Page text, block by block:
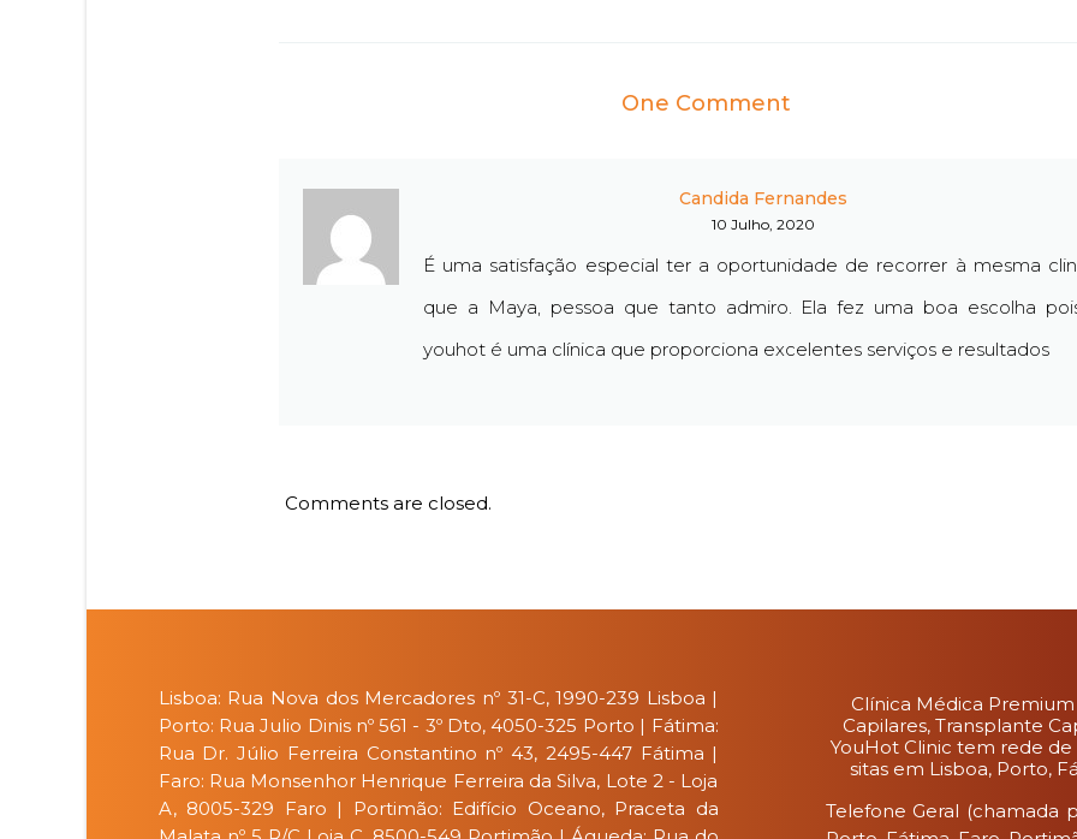
One Comment
Candida Fernandes
10 Julho, 2020
É uma satisfação especial ter a oportunidade de recorrer à mesma
que a Maya, pessoa que tanto admiro. Ela fez uma boa escolha
youhot é uma clínica que proporciona excelentes serviços e resultados
Comments are closed.
Lisboa: Rua Nova dos Mercadores nº 31-C, 1990-239 Lisboa |
Porto: Rua Julio Dinis nº 561 - 3º Dto, 4050-325 Porto | Fátima:
Rua Dr. Júlio Ferreira Constantino nº 43, 2495-447 Fátima |
Faro: Rua Monsenhor Henrique Ferreira da Silva, Lote 2 - Loja
A, 8005-329 Faro | Portimão: Edifício Oceano, Praceta da
Clínica Médica
Capilares, Transplante
YouHot Clinic tem rede de
sitas em Lisboa, Porto,
Telefone Geral (chamada